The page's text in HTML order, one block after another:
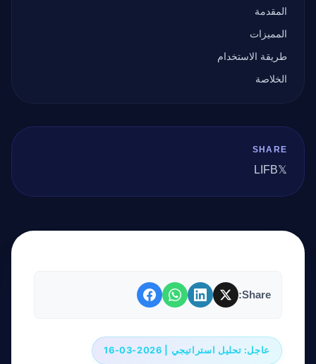
المقدمة
المميزات
طريقة الاستخدام
الخلاصة
SHARE
𝕏
FB
LI
Share:
عاجل: تحليل استراتيجي | 2026-03-16